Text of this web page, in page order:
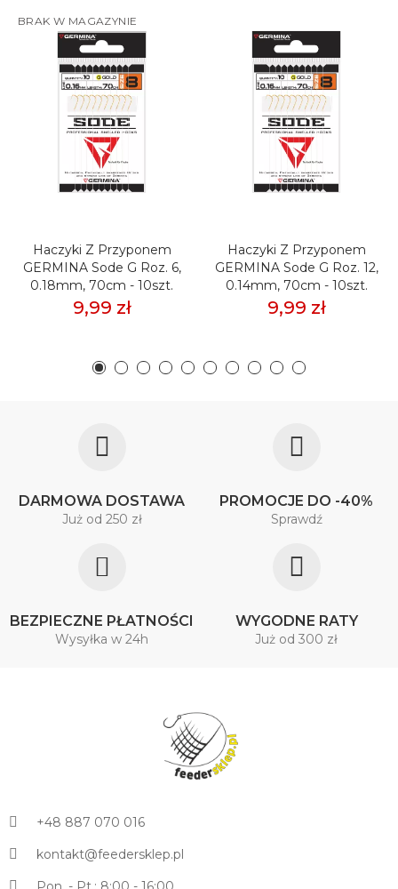
BRAK W MAGAZYNIE
Haczyki Z Przyponem
GERMINA Sode G Roz. 6,
0.18mm, 70cm - 10szt.
9,99 zł
Haczyki Z Przyponem
GERMINA Sode G Roz. 12,
0.14mm, 70cm - 10szt.
9,99 zł
DARMOWA DOSTAWA
Już od 250 zł
PROMOCJE DO -40%
Sprawdź
BEZPIECZNE PŁATNOŚCI
Wysyłka w 24h
WYGODNE RATY
Już od 300 zł
+48 887 070 016
kontakt@feedersklep.pl